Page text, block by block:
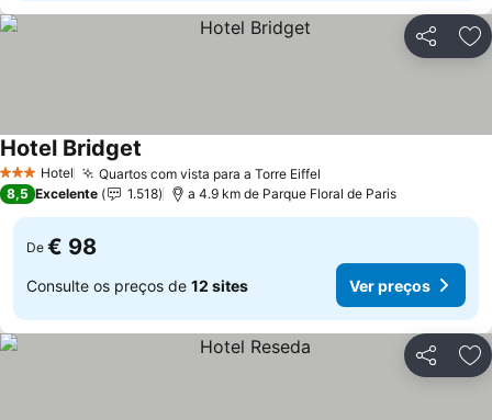
Partilhar
3 EstrelasHotel Quartos com vista para a Torre Eiffel
Hotel Bridget
8,5 Excelente 1.518 a 4.9 km de Parque Floral de Paris
De € 98
Consulte os preços de 12 sites Ver preços
Partilhar